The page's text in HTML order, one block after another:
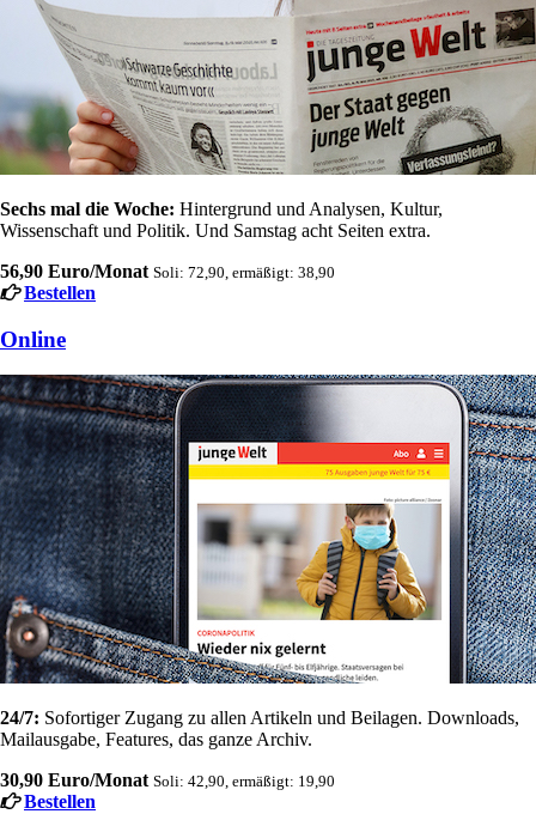
Sechs mal die Woche: Hintergrund und Analysen, Kultur,
Wissenschaft und Politik. Und Samstag acht Seiten extra.
56,90 Euro/Monat Soli: 72,90, ermäßigt: 38,90
Bestellen
Online
24/7: Sofortiger Zugang zu allen Artikeln und Beilagen. Downloads,
Mailausgabe, Features, das ganze Archiv.
30,90 Euro/Monat Soli: 42,90, ermäßigt: 19,90
Bestellen